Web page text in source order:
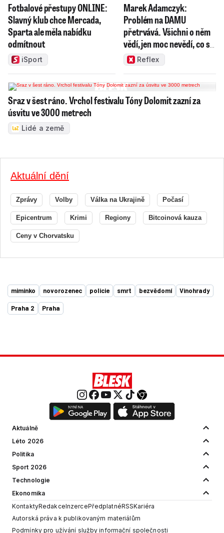
Fotbalové přestupy ONLINE:
Slavný klub chce Mercada,
Sparta ale měla nabídku
odmítnout
iSport
Marek Adamczyk:
Problém na DAMU
přetrvává. Všichni o něm
vědí, jen moc nevědí, co s
nímReflex
Sraz v šest ráno. Vrchol festivalu Tóny Dolomit zazní za
úsvitu ve 3000 metrech
Lidé a země
Aktuální dění
Zprávy Volby Válka na Ukrajině Počasí
Epicentrum Krimi Regiony Bitcoinová kauza
Ceny v Chorvatsku
miminko novorozenec policie smrt bezvědomí Vinohrady
Praha 2 Praha
Aktuálně
Léto 2026
Politika
Sport 2026
Technologie
Ekonomika
KontaktyRedakceInzercePředplatnéRSSKariéra
Autorská práva k publikovaným materiálům
Podmínky pro užívání služby informační společnosti